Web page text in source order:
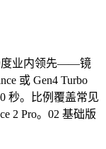
度业内领先——镜
或 Gen4 Turbo
秒。比例覆盖常见
2 Pro。02 基础版